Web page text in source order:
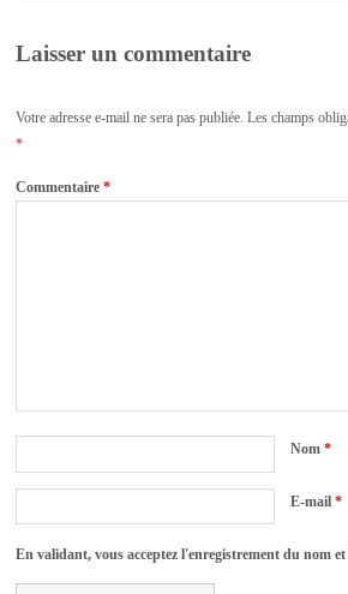
Laisser un commentaire
Votre adresse e-mail ne sera pas publiée. Les champs
*
Commentaire*
Nom*
E-mail*
En validant, vous acceptez l'enregistrement du nom